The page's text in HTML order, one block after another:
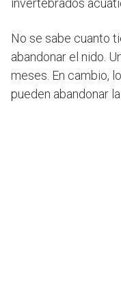
No se sabe cuanto
abandonar el nido.
meses. En cambio,
pueden abandonar